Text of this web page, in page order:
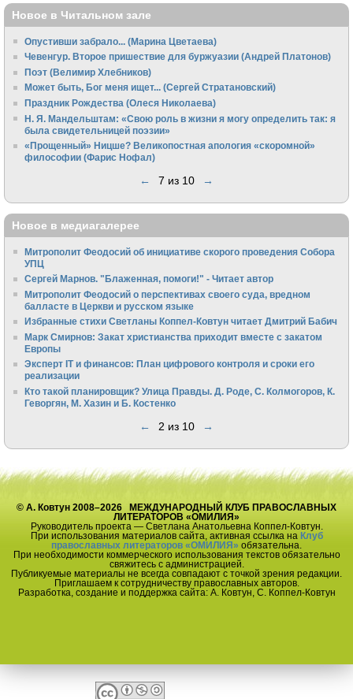
Новое в Читальном зале
Опустивши забрало... (Марина Цветаева)
Чевенгур. Второе пришествие для буржуазии (Андрей Платонов)
Поэт (Велимир Хлебников)
Может быть, Бог меня ищет... (Сергей Стратановский)
Праздник Рождества (Олеся Николаева)
Н. Я. Мандельштам: «Свою pоль в жизни я могу опpеделить так: я
была свидетельницей поэзии»
«Прощенный» Ницше? Великопостная апология «скоромной»
философии (Фарис Нофал)
← 7 из 10 →
Новое в медиагалерее
Митрополит Феодосий об инициативе скорого проведения Собора
УПЦ
Сергей Марнов. "Блаженная, помоги!" - Читает автор
Митрополит Феодосий о перспективах своего суда, вредном
балласте в Церкви и русском языке
Избранные стихи Светланы Коппел-Ковтун читает Дмитрий Бабич
Марк Смирнов: Закат христианства приходит вместе с закатом
Европы
Эксперт IT и финансов: План цифрового контроля и сроки его
реализации
Кто такой планировщик? Улица Правды. Д. Роде, С. Колмогоров, К.
Геворгян, М. Хазин и Б. Костенко
← 2 из 10 →
© А. Ковтун 2008–2026 МЕЖДУНАРОДНЫЙ КЛУБ ПРАВОСЛАВНЫХ
ЛИТЕРАТОРОВ «ОМИЛИЯ»
Руководитель проекта — Светлана Анатольевна Коппел-Ковтун.
При использования материалов сайта, активная ссылка на Клуб
православных литераторов «ОМИЛИЯ» обязательна.
При необходимости коммерческого использования текстов обязательно
свяжитесь с администрацией.
Публикуемые материалы не всегда совпадают с точкой зрения редакции.
Приглашаем к сотрудничеству православных авторов.
Разработка, создание и поддержка сайта: А. Ковтун, С. Коппел-Ковтун